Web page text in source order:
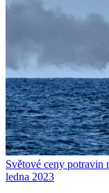
Světové ceny potravin
ledna 2023